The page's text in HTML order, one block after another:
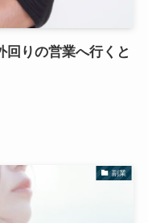
回りの営業へ行くと